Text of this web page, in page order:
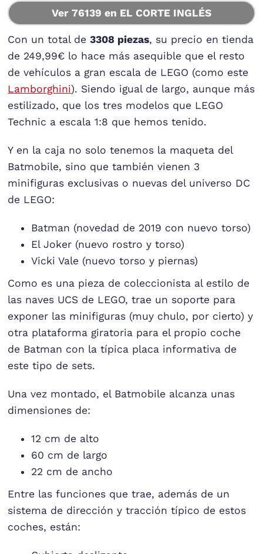
Ver 76139 en EL CORTE INGLÉS
Con un total de3308 piezas, su precio en tienda
de 249,99€ lo hace más asequible que el resto
de vehículos a gran escala de LEGO (como este
Lamborghini). Siendo igual de largo, aunque más
estilizado, que los tres modelos que LEGO
Technic a escala 1:8 que hemos tenido.
Y en la caja no solo tenemos la maqueta del
Batmobile, sino que también vienen 3
minifiguras exclusivas o nuevas del universo DC
de LEGO:
Batman (novedad de 2019 con nuevo torso)
El Joker (nuevo rostro y torso)
Vicki Vale (nuevo torso y piernas)
Como es una pieza de coleccionista al estilo de
las naves UCS de LEGO, trae un soporte para
exponer las minifiguras (muy chulo, por cierto) y
otra plataforma giratoria para el propio coche
de Batman con la típica placa informativa de
este tipo de sets.
Una vez montado, el Batmobile alcanza unas
dimensiones de:
12 cm de alto
60 cm de largo
22 cm de ancho
Entre las funciones que trae, además de un
sistema de dirección y tracción típico de estos
coches, están: